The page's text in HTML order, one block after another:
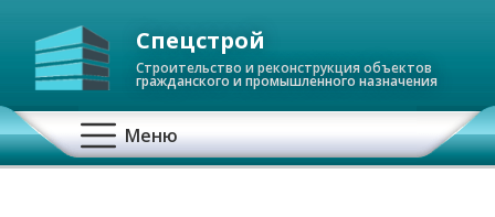
Спецстрой
Строительство и реконструкция объектов
гражданского и промышленного назначения
О
с
Меню